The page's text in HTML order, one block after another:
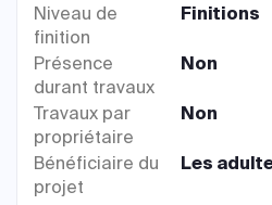
Niveau de
finition
Finitions
Présence
durant travaux
Non
Travaux par
propriétaire
Non
Bénéficiaire du
projet
Les